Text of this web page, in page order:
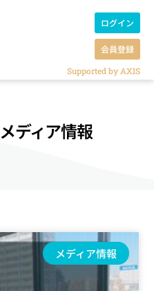
ログイン
会員登録
Supported by AXIS
メディア情報
メディア情報